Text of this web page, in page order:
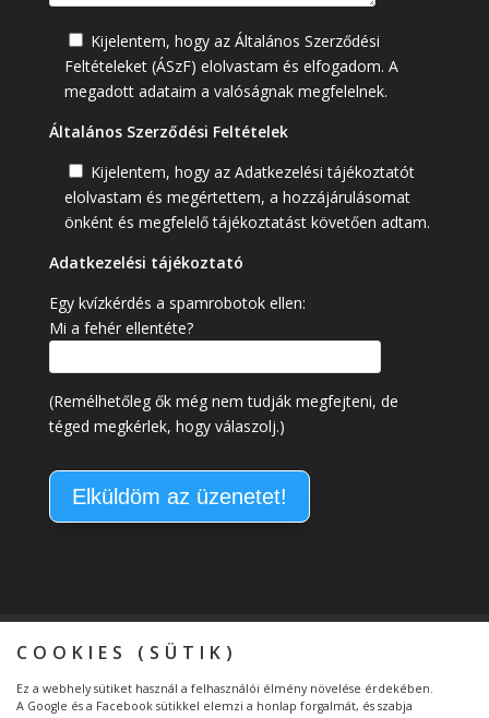
COOKIES (SÜTIK)
Ez a webhely sütiket használ a felhasználói élmény növelése érdekében.
A Google és a Facebook sütikkel elemzi a honlap forgalmát, és szabja
Kijelentem, hogy az Általános Szerződési
Feltételeket (ÁSzF) elolvastam és elfogadom. A
megadott adataim a valóságnak megfelelnek.
Általános Szerződési Feltételek
Kijelentem, hogy az Adatkezelési tájékoztatót
elolvastam és megértettem, a hozzájárulásomat
önként és megfelelő tájékoztatást követően adtam.
Adatkezelési tájékoztató
Egy kvízkérdés a spamrobotok ellen:
Mi a fehér ellentéte?
(Remélhetőleg ők még nem tudják megfejteni, de
téged megkérlek, hogy válaszolj.)
Kapcsolat
Általános Szerződési Feltételek
Adatkezelési tájékoztató
Átláthatóság – Etikus Adománygyűjtő